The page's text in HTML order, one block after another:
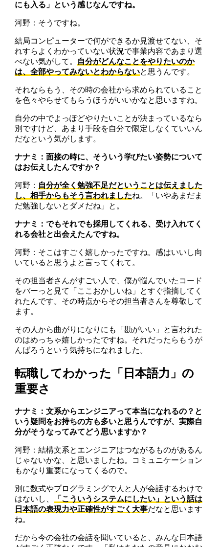
にも入る」という感じなんですね。
河野：そうですね。
結局コンピューターで何ができるか見渡せてない、そ
れすらよくわかっていない状況で事業内容であまり選
べない気がして。 自分がどんなことをやりたいのか
は、全部やってみないとわからないと思うんです。
それならもう、その時の会社から求められていること
を色々やらせてもらうほうがいいかなと思いますね。
自分の中でよっぽどやりたいことが決まっているなら
別ですけど、あまり手段を自分で限定しなくていいん
だなという気がします。
ナナミ：面接の時に、そういう学びたい姿勢について
はお伝えしたんですか？
河野： 自分が全く勉強不足だということは伝えました
し、相手からもそう言われましたね。「いやあまだま
だ勉強しないとダメだね」と。
ナナミ：でもそれでも採用してくれる、受け入れてく
れる会社と出会えたんですね。
河野：そこはすごく嬉しかったですね。感はいいし向
いていると思うよと言ってくれて。
その担当者さんがすごい人で、僕が悩んでいたコード
をバーっと見て「ここおかしいね」とすぐ指摘してく
れたんです。その時点からその担当者さんを尊敬して
ます。
その人から曲がりになりにも「勘がいい」と言われた
のはめっちゃ嬉しかったですね。それだったらもうが
んばろうという気持ちになれました。
転職してわかった「日本語力」の
重要さ
ナナミ：文系からエンジニアって本当になれるの？と
いう疑問をお持ちの方も多いと思うんですが、実際自
分がそうなってみてどう思いますか？
河野：結構文系とエンジニアはつながるものがあるん
じゃないかな、と思いましたね。コミュニケーション
もかなり重要になってくるので。
別に数式やプログラミングで人と人が会話するわけで
はないし、
「こういうシステムにしたい」という話は
日本語の表現力や正確性がすごく大事だなと思います
ね。
だから今の会社の会話を聞いていると、みんな日本語